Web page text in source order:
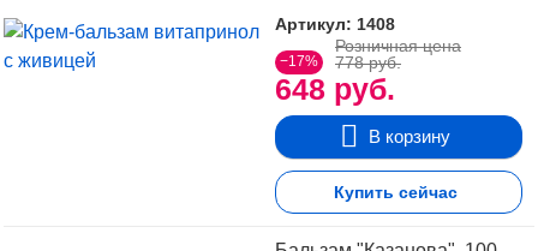
Артикул: 1408
−17%
648 руб.
Розничная цена
778 руб.
В корзину
Купить сейчас